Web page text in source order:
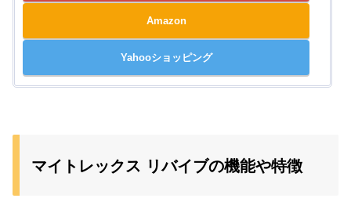
Amazon
Yahooショッピング
マイトレックス リバイブの機能や特徴